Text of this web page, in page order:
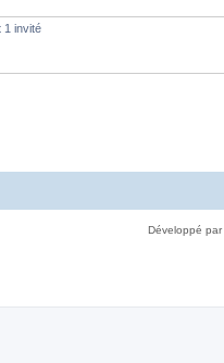
1 invité
Développé par